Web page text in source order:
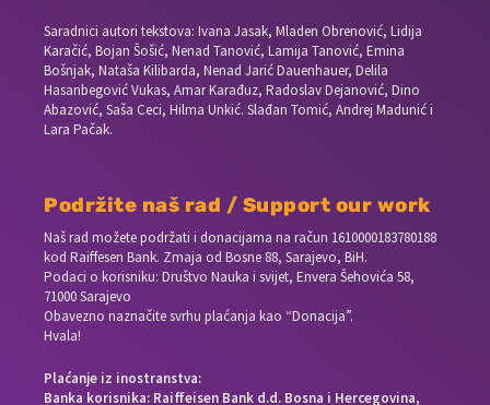
Saradnici autori tekstova: Ivana Jasak, Mladen Obrenović, Lidija
Karačić, Bojan Šošić, Nenad Tanović, Lamija Tanović, Emina
Bošnjak, Nataša Kilibarda, Nenad Jarić Dauenhauer, Delila
Hasanbegović Vukas, Amar Karađuz, Radoslav Dejanović, Dino
Abazović, Saša Ceci, Hilma Unkić. Slađan Tomić, Andrej Madunić i
Lara Pačak.
Podržite naš rad / Support our work
Naš rad možete podržati i donacijama na račun 1610000183780188
kod Raiffesen Bank. Zmaja od Bosne 88, Sarajevo, BiH.
Podaci o korisniku: Društvo Nauka i svijet, Envera Šehovića 58,
71000 Sarajevo
Obavezno naznačite svrhu plaćanja kao “Donacija”.
Hvala!
Plaćanje iz inostranstva:
Banka korisnika: Raiffeisen Bank d.d. Bosna i Hercegovina,